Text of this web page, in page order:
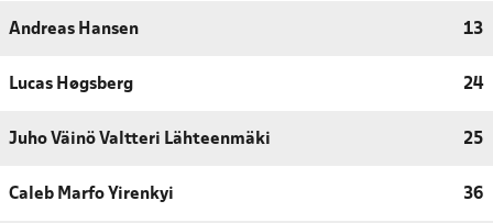
Andreas Hansen 13
Lucas Høgsberg 24
Juho Väinö Valtteri Lähteenmäki 25
Caleb Marfo Yirenkyi 36